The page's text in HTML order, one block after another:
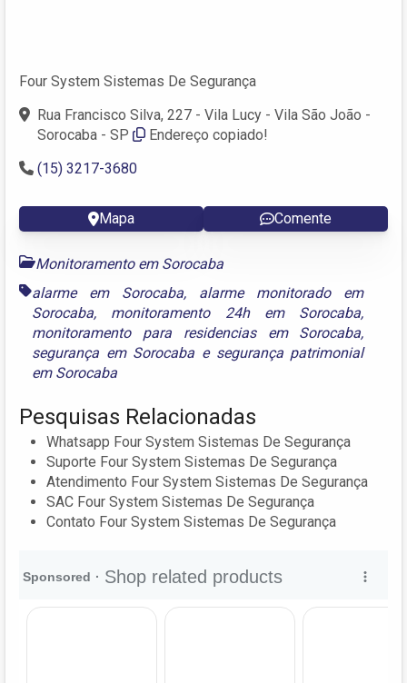
Four System Sistemas De Segurança
Rua Francisco Silva, 227 - Vila Lucy - Vila São João -
Sorocaba - SP
Endereço copiado!
(15) 3217-3680
Mapa Comente
Monitoramento em Sorocaba
alarme em Sorocaba, alarme monitorado em
Sorocaba, monitoramento 24h em Sorocaba,
monitoramento para residencias em Sorocaba,
segurança em Sorocaba e segurança patrimonial
em Sorocaba
Pesquisas Relacionadas
Whatsapp Four System Sistemas De Segurança
Suporte Four System Sistemas De Segurança
Atendimento Four System Sistemas De Segurança
SAC Four System Sistemas De Segurança
Contato Four System Sistemas De Segurança